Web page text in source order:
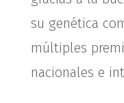
su genética
múltiples
nacionales e